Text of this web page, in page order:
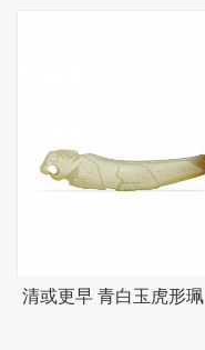
清或更早 青白玉虎形珮